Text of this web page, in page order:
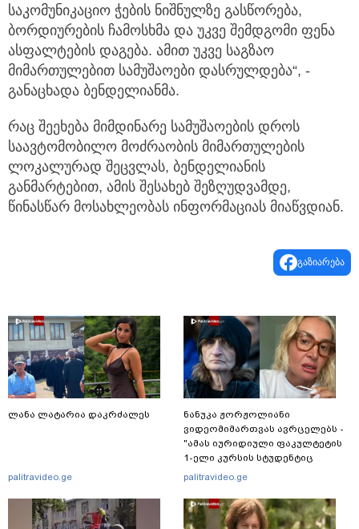
საკომუნიკაციო ჭების ნიშნულზე გასწორება,
ბორდიურების ჩამოსხმა და უკვე შემდგომი ფენა
ასფალტების დაგება. ამით უკვე საგზაო
მიმართულებით სამუშაოები დასრულდება“, -
განაცხადა ბენდელიანმა.
რაც შეეხება მიმდინარე სამუშაოების დროს
საავტომობილო მოძრაობის მიმართულების
ლოკალურად შეცვლას, ბენდელიანის
განმარტებით, ამის შესახებ შეზღუდვამდე,
წინასწარ მოსახლეობას ინფორმაციას მიაწვდიან.
გაზიარება
ლანა ლატარია დაკრძალეს
palitravideo.ge
ნანუკა ჟორჟოლიანი
ვიდეომიმართვას ავრცელებს -
"ამას იურიდიული ფაკულტეტის
1-ელი კურსის სტუდენტიც
იკითხავს"
palitravideo.ge